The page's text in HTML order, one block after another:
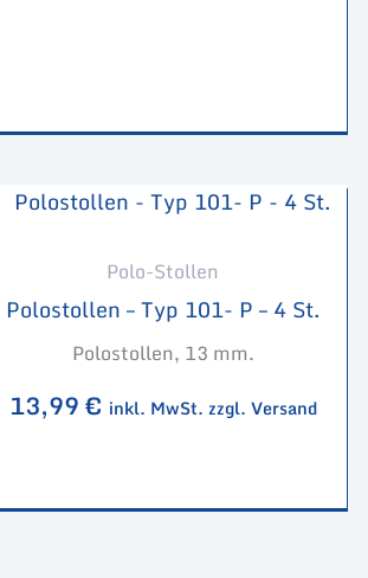
Polo-Stollen
Polostollen – Typ 101- P – 4 St.
Polostollen, 13 mm.
13,99€ inkl. MwSt. zzgl. Versand